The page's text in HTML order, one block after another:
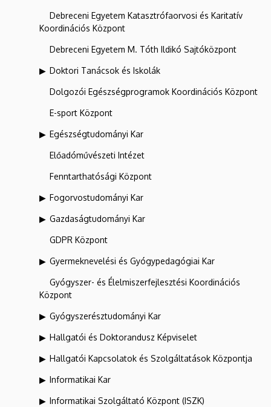
Debreceni Egyetem Katasztrófaorvosi és Karitatív
Koordinációs Központ
Debreceni Egyetem M. Tóth Ildikó Sajtóközpont
Doktori Tanácsok és Iskolák
Dolgozói Egészségprogramok Koordinációs Központ
E-sport Központ
Egészségtudományi Kar
Előadóművészeti Intézet
Fenntarthatósági Központ
Fogorvostudományi Kar
Gazdaságtudományi Kar
GDPR Központ
Gyermeknevelési és Gyógypedagógiai Kar
Gyógyszer- és Élelmiszerfejlesztési Koordinációs
Központ
Gyógyszerésztudományi Kar
Hallgatói és Doktorandusz Képviselet
Hallgatói Kapcsolatok és Szolgáltatások Központja
Informatikai Kar
Informatikai Szolgáltató Központ (ISZK)